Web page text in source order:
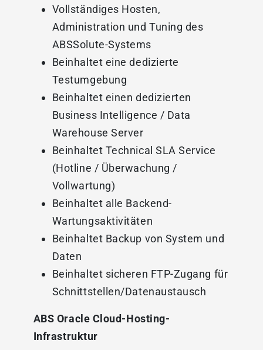
Vollständiges Hosten,
Administration und Tuning des
ABSSolute-Systems
Beinhaltet eine dedizierte
Testumgebung
Beinhaltet einen dedizierten
Business Intelligence / Data
Warehouse Server
Beinhaltet Technical SLA Service
(Hotline / Überwachung /
Vollwartung)
Beinhaltet alle Backend-
Wartungsaktivitäten
Beinhaltet Backup von System und
Daten
Beinhaltet sicheren FTP-Zugang für
Schnittstellen/Datenaustausch
ABS Oracle Cloud-Hosting-
Infrastruktur